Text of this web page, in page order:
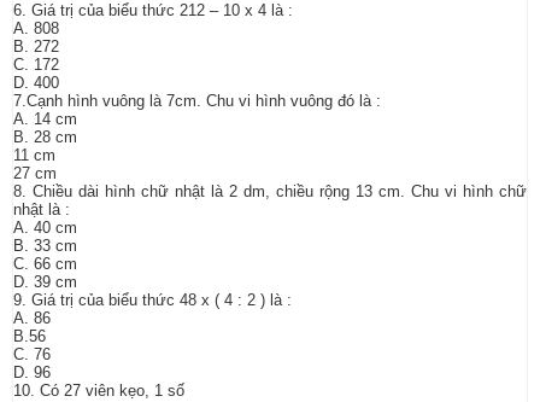
6. Giá trị của biểu thức 212 – 10 x 4 là :
A. 808
B. 272
C. 172
D. 400
7.Cạnh hình vuông là 7cm. Chu vi hình vuông đó là :
A. 14 cm
B. 28 cm
11 cm
27 cm
8. Chiều dài hình chữ nhật là 2 dm, chiều rộng 13 cm. Chu vi hình chữ
nhật là :
A. 40 cm
B. 33 cm
C. 66 cm
D. 39 cm
9. Giá trị của biểu thức 48 x ( 4 : 2 ) là :
A. 86
B.56
C. 76
D. 96
10. Có 27 viên kẹo, 1 số